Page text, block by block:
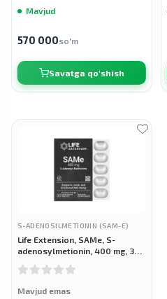
Mavjud
570 000so'm
Savatga qo'shish
S-ADENOSILMETIONIN (SAM-E)
Life Extension, SAMe, S-
adenosylmetionin, 400 mg, 30
Mavjud emas